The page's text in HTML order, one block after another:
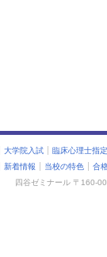
大学院入試
臨床心理士指
新着情報 当校の特色
合
四谷ゼミナール 〒160-